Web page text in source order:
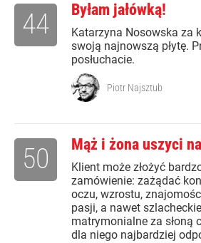
Byłam jałówką!
Katarzyna Nosowska za
swoją najnowszą płytę.
posłuchacie.
44
Piotr Najsztub
Mąż i żona uszyci
Klient może złożyć
zamówienie: zażądać
oczu, wzrostu,
pasji, a nawet
matrymonialne za słoną
dla niego najbardziej
50